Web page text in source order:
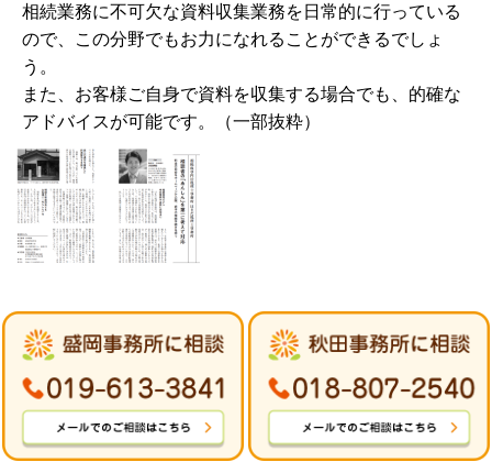
相続業務に不可欠な資料収集業務を日常的に行っている
ので、この分野でもお力になれることができるでしょ
う。
また、お客様ご自身で資料を収集する場合でも、的確な
アドバイスが可能です。（一部抜粋）